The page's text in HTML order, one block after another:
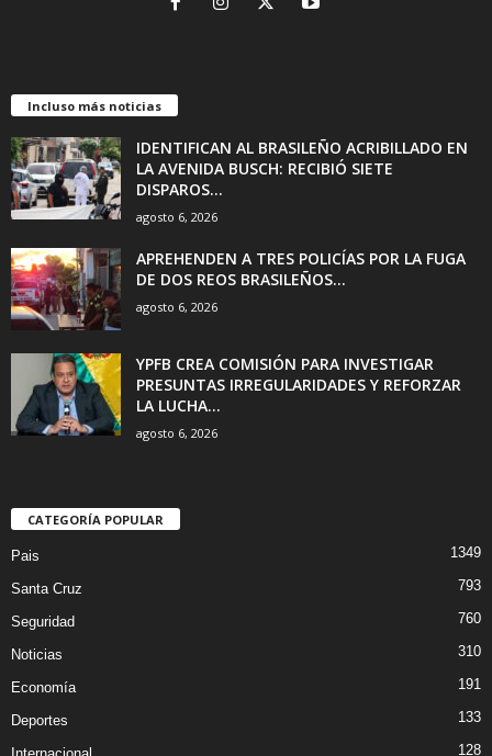
Incluso más noticias
IDENTIFICAN AL BRASILEÑO ACRIBILLADO EN
LA AVENIDA BUSCH: RECIBIÓ SIETE
DISPAROS...
agosto 6, 2026
APREHENDEN A TRES POLICÍAS POR LA FUGA
DE DOS REOS BRASILEÑOS...
agosto 6, 2026
YPFB CREA COMISIÓN PARA INVESTIGAR
PRESUNTAS IRREGULARIDADES Y REFORZAR
LA LUCHA...
agosto 6, 2026
CATEGORÍA POPULAR
Pais 1349
Santa Cruz 793
Seguridad 760
Noticias 310
Economía 191
Deportes 133
128